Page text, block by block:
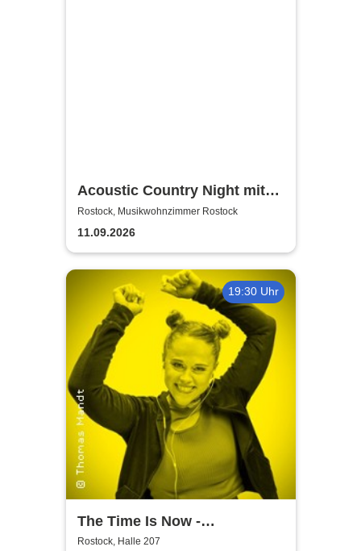
Acoustic Country Night mit
Alina Sebastian & David
Tarakona | Musikwohnzimmer
Rostock
Rostock, Musikwohnzimmer Rostock
11.09.2026
19:30 Uhr
The Time Is Now -
Volkstheater Rostock
Rostock, Halle 207